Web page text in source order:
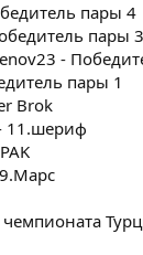
пары 4
пары 3
-
пары 1
Brok
11.шериф